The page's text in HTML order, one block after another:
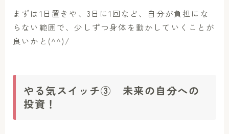
まずは1日置きや、3日に1回など、自分が負担にな
らない範囲で、少しずつ身体を動かしていくことが
良いかと(^^)/
やる気スイッチ③ 未来の自分への
投資！